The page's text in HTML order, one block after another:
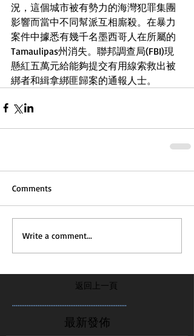
況，這個城市被有勢力的海灣犯罪集團
影響而當中不同幫派互相廝殺。在暴力
案件中據悉有幾千名墨西哥人在所屬的
Tamaulipas州消失。聯邦調查局(FBI)現
懸紅五萬元給能夠提交有用線索救出被
綁者和緝拿綁匪歸案的通報人士。
Comments
Write a comment...
返回上一頁
...............................................................
最新發佈